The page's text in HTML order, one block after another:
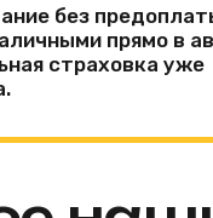
без
прямо в
страховка уже